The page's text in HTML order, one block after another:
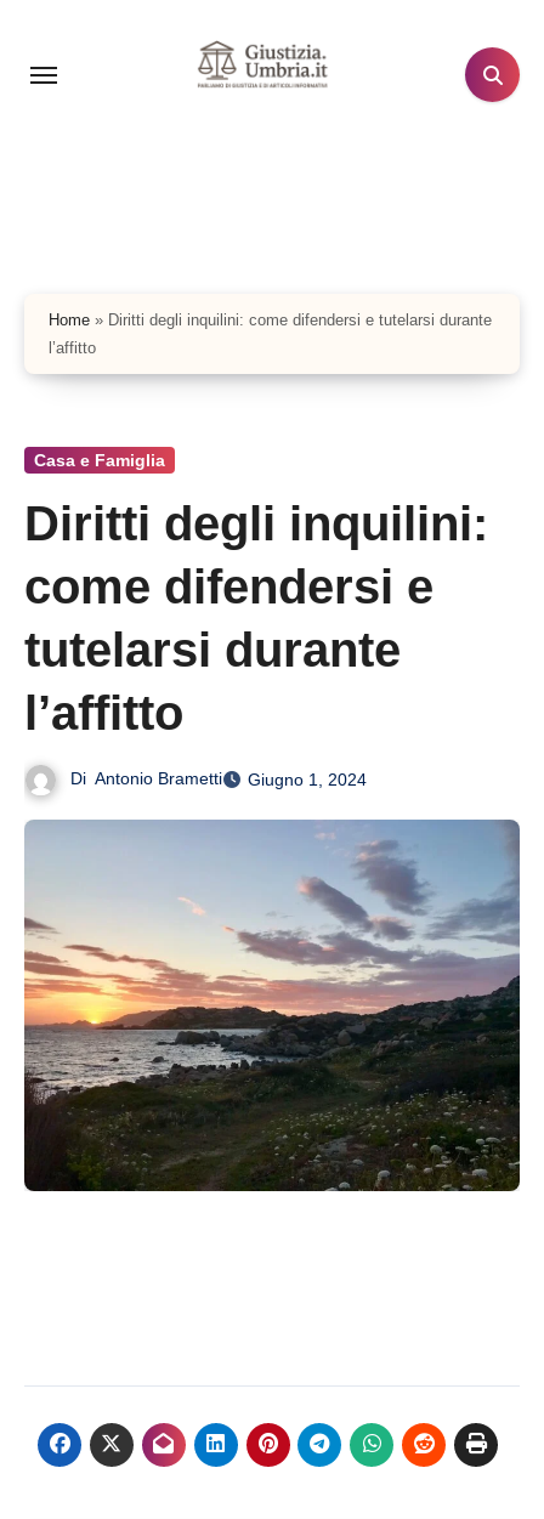
contenuto
Home » Diritti degli inquilini: come difendersi e tutelarsi durante
l’affitto
Casa e Famiglia
Diritti degli inquilini:
come difendersi e
tutelarsi durante
l’affitto
Di Antonio Brametti Giugno 1, 2024